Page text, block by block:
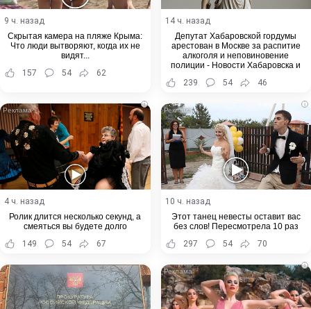
9 ч. назад
Скрытая камера на пляже Крыма:
Что люди вытворяют, когда их не
видят...
157
54 62
14 ч. назад
Депутат Хабаровской гордумы
арестован в Москве за распитие
алкоголя и неповиновение
полиции - Новости Хабаровска и
239 54 46
i
4 ч. назад
Ролик длится несколько секунд, а
смеяться вы будете долго
149
54 67
i
10 ч. назад
Этот танец невесты оставит вас
без слов! Пересмотрела 10 раз
297
54 70
i